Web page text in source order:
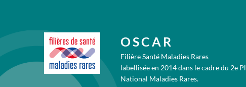
OSCAR
Filière Santé Maladies Rares
labellisée en 2014 dans le cadre du 2e
National Maladies Rares.